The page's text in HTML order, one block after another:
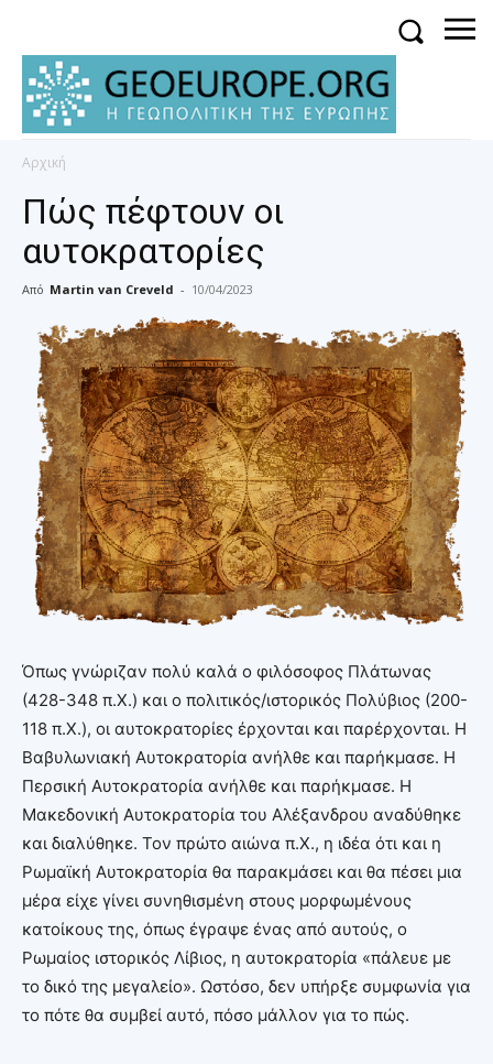
Αρχική
Πώς πέφτουν οι
αυτοκρατορίες
Από Martin van Creveld - 10/04/2023
Όπως γνώριζαν πολύ καλά ο φιλόσοφος Πλάτωνας
(428-348 π.Χ.) και ο πολιτικός/ιστορικός Πολύβιος (200-
118 π.Χ.), οι αυτοκρατορίες έρχονται και παρέρχονται. Η
Βαβυλωνιακή Αυτοκρατορία ανήλθε και παρήκμασε. Η
Περσική Αυτοκρατορία ανήλθε και παρήκμασε. Η
Μακεδονική Αυτοκρατορία του Αλέξανδρου αναδύθηκε
και διαλύθηκε. Τον πρώτο αιώνα π.Χ., η ιδέα ότι και η
Ρωμαϊκή Αυτοκρατορία θα παρακμάσει και θα πέσει μια
μέρα είχε γίνει συνηθισμένη στους μορφωμένους
κατοίκους της, όπως έγραψε ένας από αυτούς, ο
Ρωμαίος ιστορικός Λίβιος, η αυτοκρατορία «πάλευε με
το δικό της μεγαλείο». Ωστόσο, δεν υπήρξε συμφωνία για
το πότε θα συμβεί αυτό, πόσο μάλλον για το πώς.